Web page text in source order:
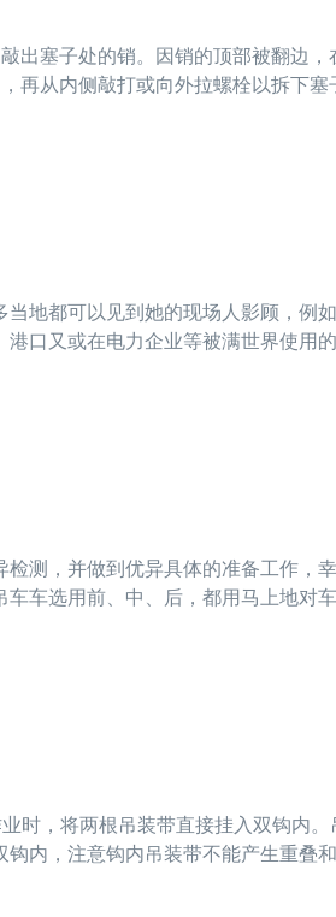
塞子处的销。因销的顶部被翻边
再从内侧敲打或向外拉螺栓以拆
都可以见到她的现场人影顾，例
口又或在电力企业等被满世界使用
，并做到优异具体的准备工作，
选用前、中、后，都用马上地对
将两根吊装带直接挂入双钩内。
内，注意钩内吊装带不能产生重叠